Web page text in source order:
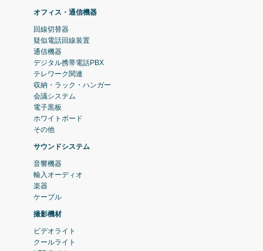
オフィス・通信機器
回線切替器
疑似電話回線装置
通信機器
デジタル携帯電話PBX
テレワーク関連
収納・ラック・ハンガー
会議システム
電子黒板
ホワイトボード
その他
サウンドシステム
音響機器
輸入オーディオ
楽器
ケーブル
撮影機材
ビデオライト
クールライト